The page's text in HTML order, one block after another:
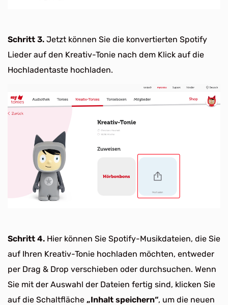
Schritt 3. Jetzt können Sie die konvertierten Spotify
Lieder auf den Kreativ-Tonie nach dem Klick auf die
Hochladentaste hochladen.
Schritt 4. Hier können Sie Spotify-Musikdateien, die Sie
auf Ihren Kreativ-Tonie hochladen möchten, entweder
per Drag & Drop verschieben oder durchsuchen. Wenn
Sie mit der Auswahl der Dateien fertig sind, klicken Sie
auf die Schaltfläche „Inhalt speichern“, um die neuen